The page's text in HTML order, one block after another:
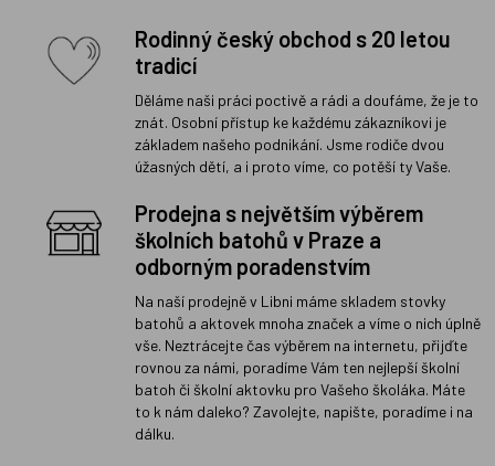
Rodinný český obchod s 20 letou
tradicí
Děláme naši práci poctivě a rádi a doufáme, že je to
znát. Osobní přístup ke každému zákazníkovi je
základem našeho podnikání. Jsme rodiče dvou
úžasných dětí, a i proto víme, co potěší ty Vaše.
Prodejna s největším výběrem
školních batohů v Praze a
odborným poradenstvím
Na naší prodejně v Libni máme skladem stovky
batohů a aktovek mnoha značek a víme o nich úplně
vše. Neztrácejte čas výběrem na internetu, přijďte
rovnou za námi, poradíme Vám ten nejlepší školní
batoh či školní aktovku pro Vašeho školáka. Máte
to k nám daleko? Zavolejte, napište, poradíme i na
dálku.